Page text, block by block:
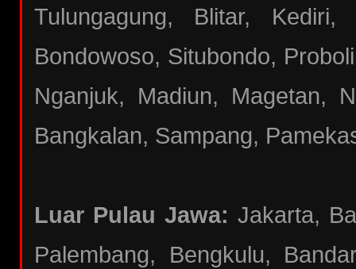
Tulungagung, Blitar, Kediri,
Bondowoso, Situbondo,
Nganjuk, Madiun, Magetan,
Bangkalan, Sampang,
Luar Pulau Jawa: Jakarta,
Palembang, Bengkulu,